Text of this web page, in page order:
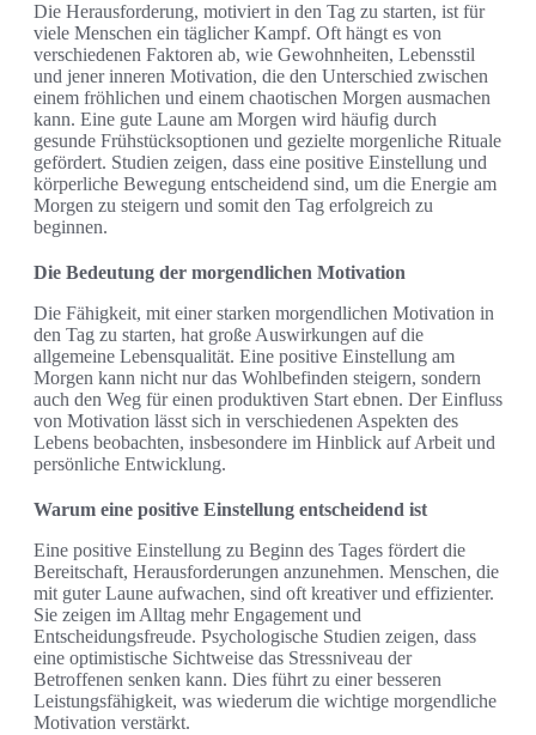
Die Herausforderung, motiviert in den Tag zu starten, ist für
viele Menschen ein täglicher Kampf. Oft hängt es von
verschiedenen Faktoren ab, wie Gewohnheiten, Lebensstil
und jener inneren Motivation, die den Unterschied zwischen
einem fröhlichen und einem chaotischen Morgen ausmachen
kann. Eine gute Laune am Morgen wird häufig durch
gesunde Frühstücksoptionen und gezielte morgenliche Rituale
gefördert. Studien zeigen, dass eine positive Einstellung und
körperliche Bewegung entscheidend sind, um die Energie am
Morgen zu steigern und somit den Tag erfolgreich zu
beginnen.
Die Bedeutung der morgendlichen Motivation
Die Fähigkeit, mit einer starken morgendlichen Motivation in
den Tag zu starten, hat große Auswirkungen auf die
allgemeine Lebensqualität. Eine positive Einstellung am
Morgen kann nicht nur das Wohlbefinden steigern, sondern
auch den Weg für einen produktiven Start ebnen. Der Einfluss
von Motivation lässt sich in verschiedenen Aspekten des
Lebens beobachten, insbesondere im Hinblick auf Arbeit und
persönliche Entwicklung.
Warum eine positive Einstellung entscheidend ist
Eine positive Einstellung zu Beginn des Tages fördert die
Bereitschaft, Herausforderungen anzunehmen. Menschen, die
mit guter Laune aufwachen, sind oft kreativer und effizienter.
Sie zeigen im Alltag mehr Engagement und
Entscheidungsfreude. Psychologische Studien zeigen, dass
eine optimistische Sichtweise das Stressniveau der
Betroffenen senken kann. Dies führt zu einer besseren
Leistungsfähigkeit, was wiederum die wichtige morgendliche
Motivation verstärkt.